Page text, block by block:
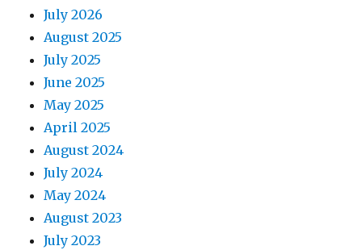
July 2026
August 2025
July 2025
June 2025
May 2025
April 2025
August 2024
July 2024
May 2024
August 2023
July 2023